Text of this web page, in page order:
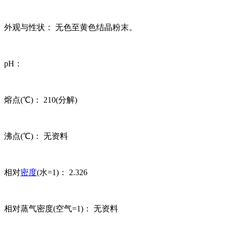
外观与性状： 无色至黄色结晶粉末。
pH：
熔点(℃)： 210(分解)
沸点(℃)： 无资料
相对密度(水=1)： 2.326
相对蒸气密度(空气=1)： 无资料